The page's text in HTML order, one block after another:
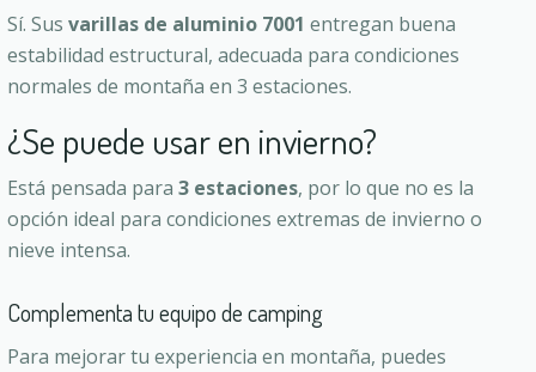
Sí. Sus varillas de aluminio 7001 entregan buena
estabilidad estructural, adecuada para condiciones
normales de montaña en 3 estaciones.
¿Se puede usar en invierno?
Está pensada para 3 estaciones, por lo que no es la
opción ideal para condiciones extremas de invierno o
nieve intensa.
Complementa tu equipo de camping
Para mejorar tu experiencia en montaña, puedes